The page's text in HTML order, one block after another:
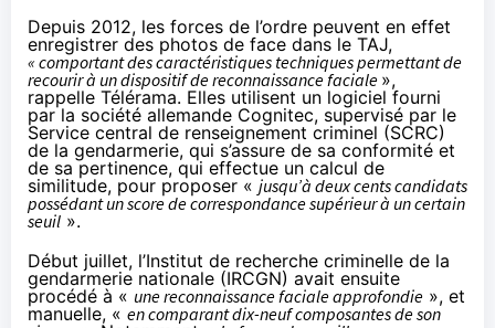
Depuis 2012, les forces de l’ordre peuvent en effet
enregistrer des photos de face dans le TAJ,
« comportant des caractéristiques techniques permettant de
recourir à un dispositif de reconnaissance faciale »,
rappelle Télérama. Elles utilisent un logiciel fourni
par la société allemande Cognitec, supervisé par le
Service central de renseignement criminel (SCRC)
de la gendarmerie, qui s’assure de sa conformité et
de sa pertinence, qui effectue un calcul de
similitude, pour proposer « jusqu’à deux cents candidats
possédant un score de correspondance supérieur à un certain
seuil ».
Début juillet, l’Institut de recherche criminelle de la
gendarmerie nationale (IRCGN) avait ensuite
procédé à « une reconnaissance faciale approfondie », et
manuelle, « en comparant dix-neuf composantes de son